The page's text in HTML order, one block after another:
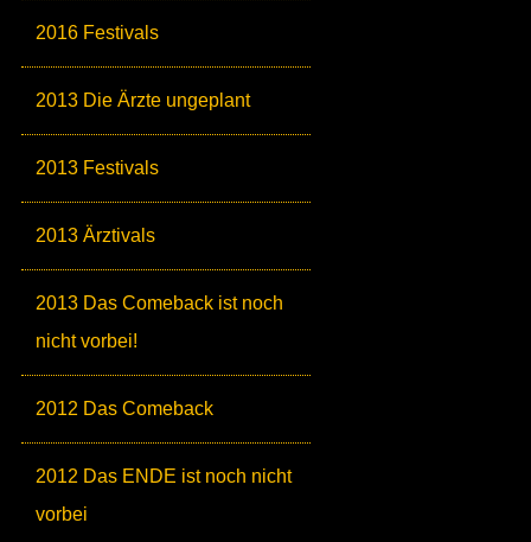
2016 Festivals
2013 Die Ärzte ungeplant
2013 Festivals
2013 Ärztivals
2013 Das Comeback ist noch
nicht vorbei!
2012 Das Comeback
2012 Das ENDE ist noch nicht
vorbei